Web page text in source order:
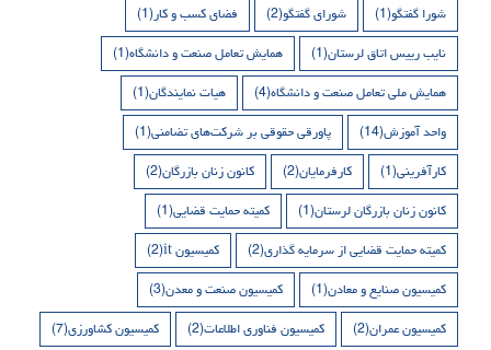
شورا گفتگو(1) شورای گفتگو(2) فضای کسب و کار(1)
نایب رییس اتاق لرستان(1) همایش تعامل صنعت و دانشگاه(1)
همایش ملی تعامل صنعت و دانشگاه(4) هیات نمایندگان(1)
واحد آموزش(14) پاورقی حقوقی بر شرکت‌های تضامنی(1)
کارآفرینی(1) کارفرمایان(2) کانون زنان بازرگان(2)
کانون زنان بازرگان لرستان(1) کمیته حمایت قضایی(1)
کمیته حمایت قضایی از سرمایه گذاری(2) کمیسیون it (2)
کمیسیون صنایع و معادن(1) کمیسیون صنعت و معدن(3)
کمیسیون عمران(2) کمیسیون فناوری اطلاعات(2) کمیسیون کشاورزی(7)